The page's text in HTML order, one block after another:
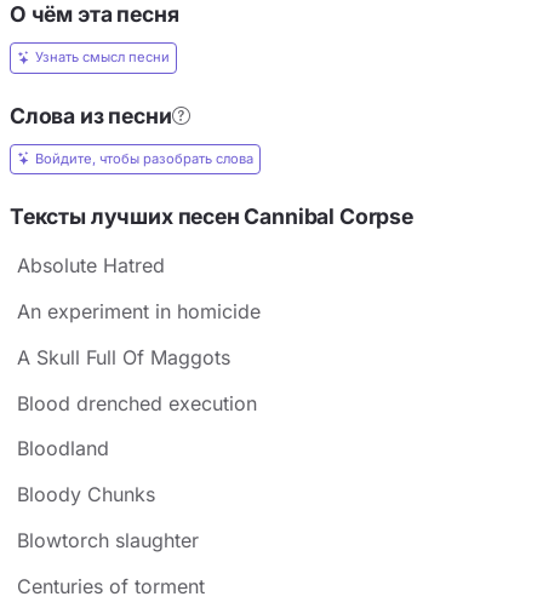
О чём эта песня
Узнать смысл песни
Слова из песни
Войдите, чтобы разобрать слова
Тексты лучших песен Cannibal Corpse
Absolute Hatred
An experiment in homicide
A Skull Full Of Maggots
Blood drenched execution
Bloodland
Bloody Chunks
Blowtorch slaughter
Centuries of torment